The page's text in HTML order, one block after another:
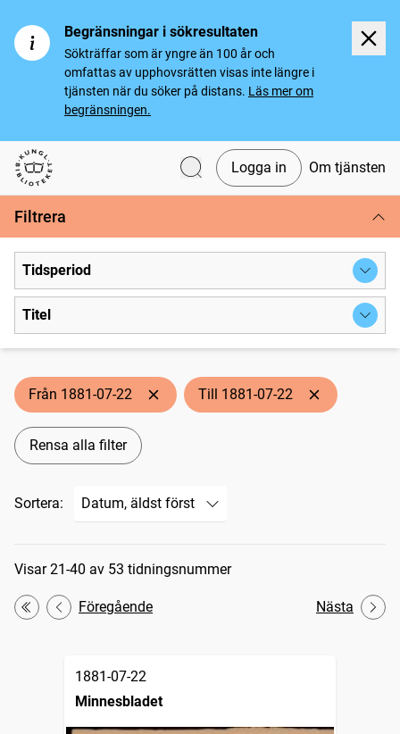
Begränsningar i sökresultaten
Sökträffar som är yngre än 100 år och
omfattas av upphovsrätten visas inte längre i
tjänsten när du söker på distans. Läs mer om
begränsningen.
Svenska tidningar
Logga in Om tjänsten
Filtrera
Tidsperiod
Titel
Från 1881-07-22 Till 1881-07-22
Rensa alla filter
Sortera:
Sökresultat
Visar 21-40 av 53 tidningsnummer
Första
Föregående Nästa
1881-07-22
Minnesbladet